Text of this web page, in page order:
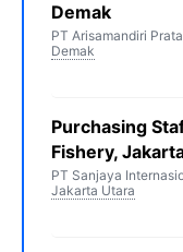
Demak
PT Arisamandiri
Demak
Purchasing
Fishery,
PT Sanjaya
Jakarta Utara